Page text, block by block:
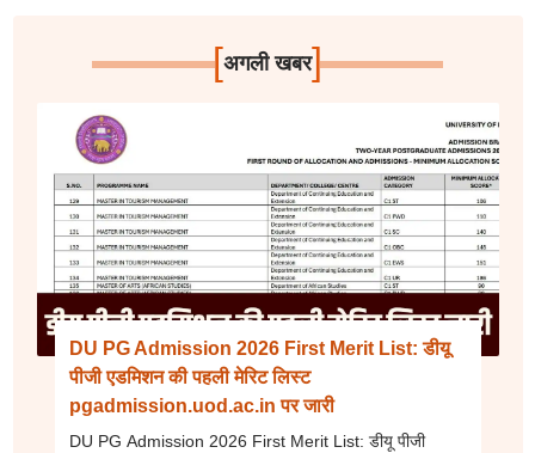
[अगली खबर]
DU PG Admission 2026 First Merit List: डीयू
पीजी एडमिशन की पहली मेरिट लिस्ट
pgadmission.uod.ac.in पर जारी
DU PG Admission 2026 First Merit List: डीयू पीजी